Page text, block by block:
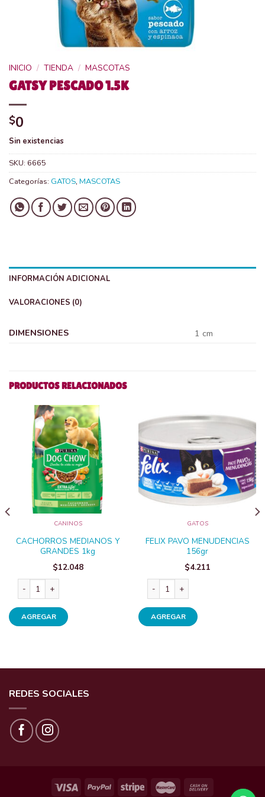
INICIO / TIENDA / MASCOTAS
GATSY PESCADO 1.5K
$0
Sin existencias
SKU: 6665
Categorías: GATOS, MASCOTAS
INFORMACIÓN ADICIONAL
VALORACIONES (0)
DIMENSIONES 1 cm
PRODUCTOS RELACIONADOS
CANINOS
CACHORROS MEDIANOS Y
GRANDES 1kg
$12.048
CACHORROS MEDIANOS Y GRANDES 1kg cantidad
AGREGAR
GATOS
FELIX PAVO MENUDENCIAS
156gr
$4.211
FELIX PAVO MENUDENCIAS
AGREGAR
REDES SOCIALES